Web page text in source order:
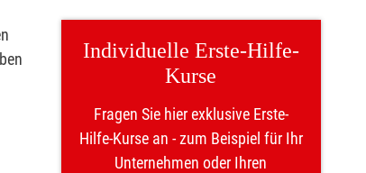
Individuelle Erste-Hilfe-
Kurse
Fragen Sie hier exklusive Erste-
Hilfe-Kurse an - zum Beispiel für Ihr
Unternehmen oder Ihren